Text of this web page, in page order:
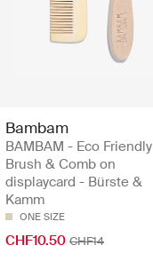
Bambam
BAMBAM - Eco Friendly
Brush & Comb on
displaycard - Bürste &
Kamm
ONE SIZE
CHF10.50 CHF14